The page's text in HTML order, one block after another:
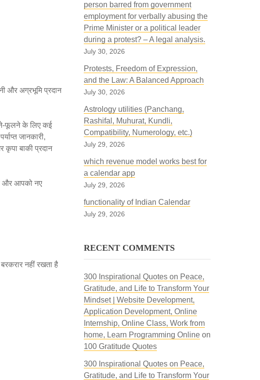
और अग्रभूमि प्रदान
फूलने के लिए कई
जानकारी,
कृपा बाकी प्रदान
और आपको नए
नहीं रखता है
person barred from government
employment for verbally abusing the
Prime Minister or a political leader
during a protest? – A legal analysis.
July 30, 2026
Protests, Freedom of Expression,
and the Law: A Balanced Approach
July 30, 2026
Astrology utilities (Panchang,
Rashifal, Muhurat, Kundli,
Compatibility, Numerology, etc.)
July 29, 2026
which revenue model works best for
a calendar app
July 29, 2026
functionality of Indian Calendar
July 29, 2026
RECENT COMMENTS
300 Inspirational Quotes on Peace,
Gratitude, and Life to Transform Your
Mindset | Website Development,
Application Development, Online
Internship, Online Class, Work from
home, Learn Programming Onlineon
100 Gratitude Quotes
300 Inspirational Quotes on Peace,
Gratitude, and Life to Transform Your